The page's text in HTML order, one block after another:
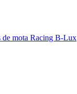
de mota Racing B-Lux